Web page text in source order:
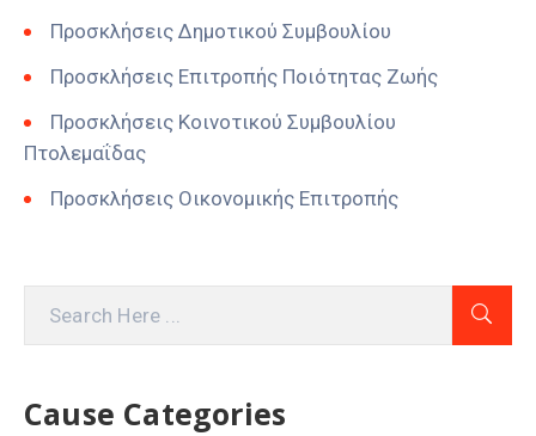
Προσκλήσεις Δημοτικού Συμβουλίου
Προσκλήσεις Επιτροπής Ποιότητας Ζωής
Προσκλήσεις Κοινοτικού Συμβουλίου
Πτολεμαΐδας
Προσκλήσεις Οικονομικής Επιτροπής
Cause Categories